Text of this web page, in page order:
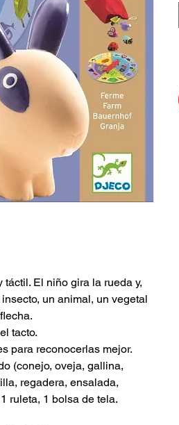
El niño gira la rueda y,
un animal, un vegetal
tacto.
para reconocerlas mejor.
(conejo, oveja, gallina,
regadera, ensalada,
ruleta, 1 bolsa de tela.